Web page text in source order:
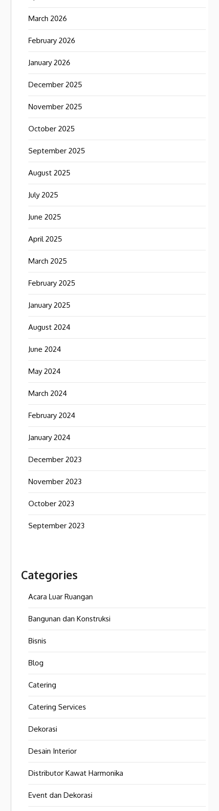
March 2026
February 2026
January 2026
December 2025
November 2025
October 2025
September 2025
August 2025
July 2025
June 2025
April 2025
March 2025
February 2025
January 2025
August 2024
June 2024
May 2024
March 2024
February 2024
January 2024
December 2023
November 2023
October 2023
September 2023
Categories
Acara Luar Ruangan
Bangunan dan Konstruksi
Bisnis
Blog
Catering
Catering Services
Dekorasi
Desain Interior
Distributor Kawat Harmonika
Event dan Dekorasi